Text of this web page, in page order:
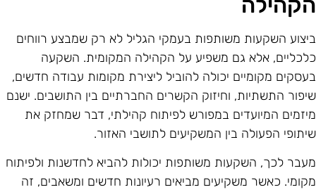
השקעות משותפות בעמקי הגליל לא רק שמבצע רווחים
אלא גם משפיע על הקהילה המקומית. השקעה
מקומיים יכולה להוביל ליצירת מקומות עבודה חדשים,
התשתיות, וחיזוק הקשרים החברתיים בין התושבים. ישנם
המיועדים במפורש לפיתוח קהילתי, דבר שמחזק את
הפעולה בין המשקיעים לתושבי האזור.
לכך, השקעות משותפות יכולות להביא לחדשנות ולפיתוח
כאשר משקיעים מביאים רעיונות חדשים ומשאבים, זה